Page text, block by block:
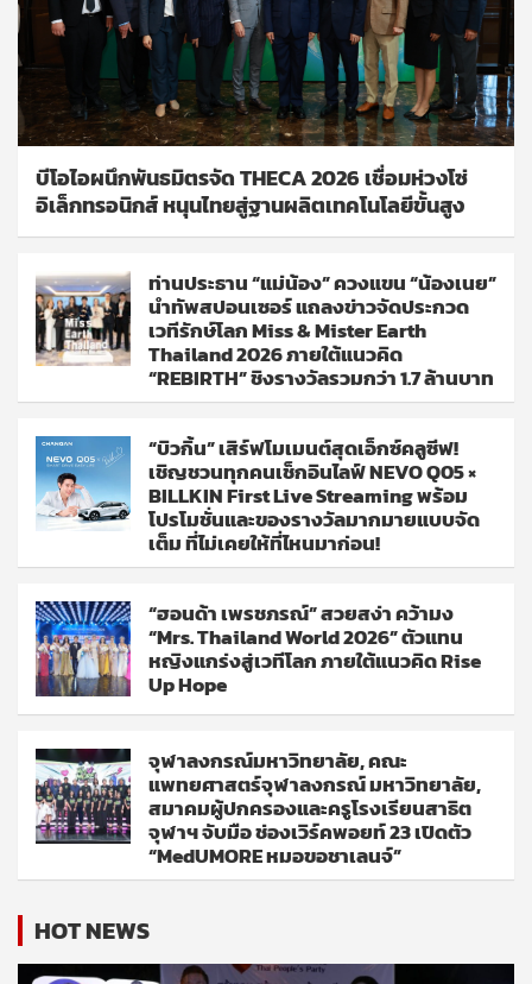
บีโอไอผนึกพันธมิตรจัด THECA 2026 เชื่อมห่วงโซ่
อิเล็กทรอนิกส์ หนุนไทยสู่ฐานผลิตเทคโนโลยีขั้นสูง
ท่านประธาน “แม่น้อง” ควงแขน “น้องเนย”
นำทัพสปอนเซอร์ แถลงข่าวจัดประกวด
เวทีรักษ์โลก Miss & Mister Earth
Thailand 2026 ภายใต้แนวคิด
“REBIRTH” ชิงรางวัลรวมกว่า 1.7 ล้านบาท
“บิวกิ้น” เสิร์ฟโมเมนต์สุดเอ็กซ์คลูซีฟ!
เชิญชวนทุกคนเช็กอินไลฟ์ NEVO Q05 ×
BILLKIN First Live Streaming พร้อม
โปรโมชั่นและของรางวัลมากมายแบบจัด
เต็ม ที่ไม่เคยให้ที่ไหนมาก่อน!
“ฮอนด้า เพรชภรณ์” สวยสง่า คว้ามง
“Mrs. Thailand World 2026” ตัวแทน
หญิงแกร่งสู่เวทีโลก ภายใต้แนวคิด Rise
Up Hope
จุฬาลงกรณ์มหาวิทยาลัย, คณะ
แพทยศาสตร์จุฬาลงกรณ์ มหาวิทยาลัย,
สมาคมผู้ปกครองและครูโรงเรียนสาธิต
จุฬาฯ จับมือ ช่องเวิร์คพอยท์ 23 เปิดตัว
“MedUMORE หมอขอชาเลนจ์”
HOT NEWS